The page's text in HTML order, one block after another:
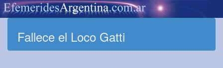
Fallece el Loco Gatti